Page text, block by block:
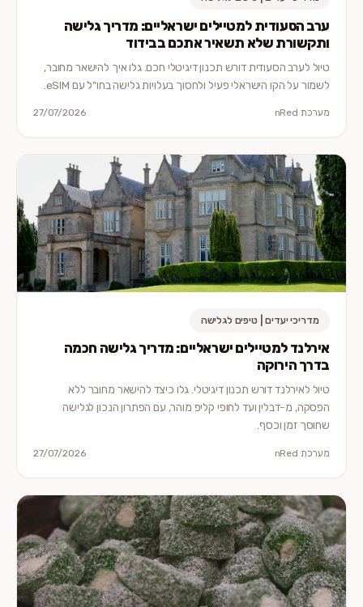
ערב הסעודית למטיילים ישראליים: מדריך גלישה
ותקשורת שלא תשאיר אתכם בבידוד
טיול לערב הסעודית דורש תכנון דיגיטלי חכם. גלו איך להישאר מחובר,
לשמור על הקו הישראלי פעיל ולחסוך בעלויות גלישה בחו"ל עם eSIM.
מערכת nRed 27/07/2026
מדריכי יעדים | טיפים לגלישה
אירלנד למטיילים ישראליים: מדריך גלישה חכמה
בדרך הירוקה
טיול לאירלנד דורש תכנון דיגיטלי. גלו כיצד להישאר מחובר ללא
הפסקה, מ-דבלין ועד לחופי קליפ מוהר, עם הפתרון הנכון לגלישה
שחוסך זמן וכסף.
מערכת nRed 27/07/2026